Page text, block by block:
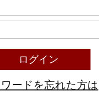
ードを忘れた方は